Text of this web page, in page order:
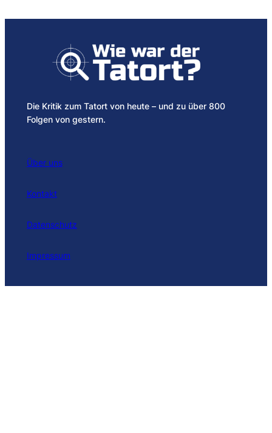
Die Kritik zum Tatort von heute – und zu über 800
Folgen von gestern.
Über uns
Kontakt
Datenschutz
Impressum